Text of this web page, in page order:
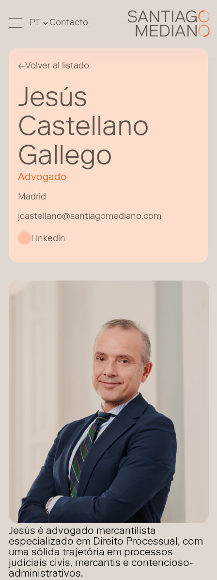
Contacto
←Volver al listado
Advogado
Madrid
jcastellano@santiagomediano.com
Linkedin
Jesús
Castellano
Gallego
Jesús é advogado mercantilista
especializado em Direito Processual, com
uma sólida trajetória em processos
judiciais civis, mercantis e contencioso-
administrativos.